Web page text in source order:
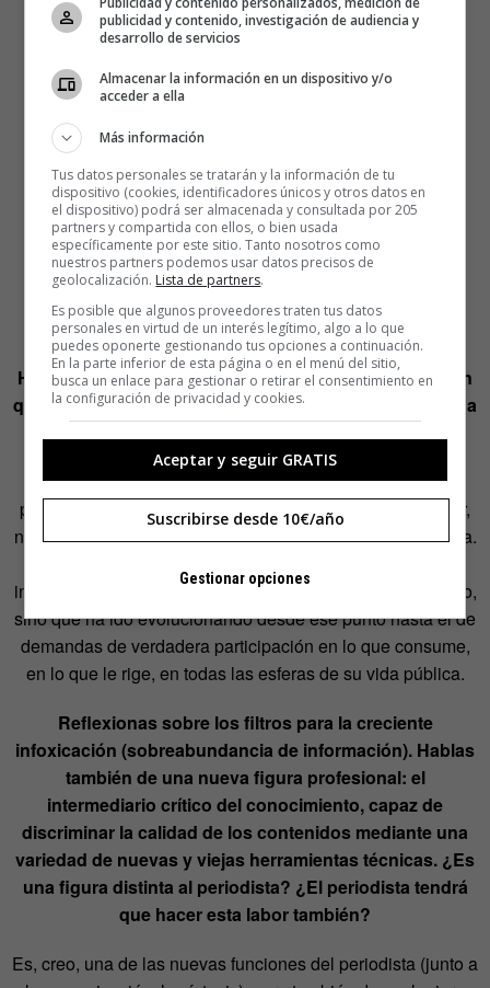
Hablas de prosumidores en vez de consumidores. ¿En
qué han cambiado? ¿No es hora ya de dejar de definir a
Totalmente de acuerdo. Solamente me gusta del término
prosumidor que de alguna forma corrige el de consumidor,
neutraliza en cierto modo el servilismo que el último inspira.
individuo conectado se ha convertido no solo en interactivo,
sino que ha ido evolucionando desde ese punto hasta el de
demandas de verdadera participación en lo que consume,
en lo que le rige, en todas las esferas de su vida pública.
Reflexionas sobre los filtros para la creciente
infoxicación (sobreabundancia de información). Hablas
también de una nueva figura profesional: el
intermediario crítico del conocimiento, capaz de
discriminar la calidad de los contenidos mediante una
variedad de nuevas y viejas herramientas técnicas. ¿Es
una figura distinta al periodista? ¿El periodista tendrá
que hacer esta labor también?
Es, creo, una de las nuevas funciones del periodista (junto a
publicidad y contenido, investigación de audiencia y
desarrollo de servicios
Almacenar la información en un dispositivo y/o
acceder a ella
Más información
Tus datos personales se tratarán y la información de tu
dispositivo (cookies, identificadores únicos y otros datos en
el dispositivo) podrá ser almacenada y consultada por 205
partners y compartida con ellos, o bien usada
específicamente por este sitio. Tanto nosotros como
nuestros partners podemos usar datos precisos de
geolocalización. Lista de partners.
Es posible que algunos proveedores traten tus datos
personales en virtud de un interés legítimo, algo a lo que
puedes oponerte gestionando tus opciones a continuación.
En la parte inferior de esta página o en el menú del sitio,
busca un enlace para gestionar o retirar el consentimiento en
la configuración de privacidad y cookies.
Aceptar y seguir GRATIS
Suscribirse desde 10€/año
Gestionar opciones